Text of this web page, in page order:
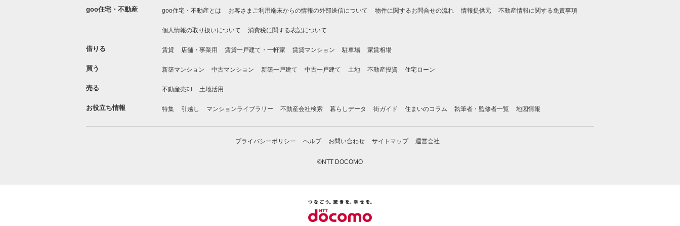
goo住宅・不動産 goo住宅・不動産とは お客さまご利用端末からの情報の外部送信について 物件に関するお問合せの流れ 情報提供元 不動産情報に関する免責事項
個人情報の取り扱いについて 消費税に関する表記について
借りる 賃貸 店舗・事業用 賃貸一戸建て・一軒家 賃貸マンション 駐車場 家賃相場
買う 新築マンション 中古マンション 新築一戸建て 中古一戸建て 土地 不動産投資 住宅ローン
売る 不動産売却 土地活用
お役立ち情報 特集 引越し マンションライブラリー 不動産会社検索 暮らしデータ 街ガイド 住まいのコラム 執筆者・監修者一覧 地図情報
プライバシーポリシー ヘルプ お問い合わせ サイトマップ 運営会社
©NTT DOCOMO